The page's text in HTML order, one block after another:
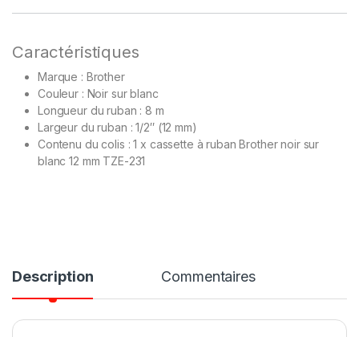
Caractéristiques
Marque : Brother
Couleur : Noir sur blanc
Longueur du ruban : 8 m
Largeur du ruban : 1/2″ (12 mm)
Contenu du colis : 1 x cassette à ruban Brother noir sur
blanc 12 mm TZE-231
Description Commentaires